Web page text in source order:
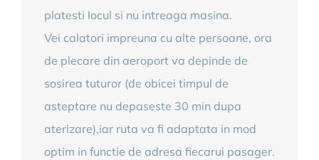
platesti locul si nu intreaga masina.
Vei calatori impreuna cu alte persoane, ora
de plecare din aeroport va depinde de
sosirea tuturor (de obicei timpul de
asteptare nu depaseste 30 min dupa
aterizare),iar ruta va fi adaptata in mod
optim in functie de adresa fiecarui pasager.